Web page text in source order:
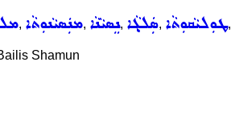
, ܡܢܲܣܝܵܢܘܼܬܵܐ, ܢܸܣܝܵܢܵܐ, ܣܲܠܓ݂ܵܐ, ܛܘܼܠܝܵܩܘܼܬܵܐ,
Shamun